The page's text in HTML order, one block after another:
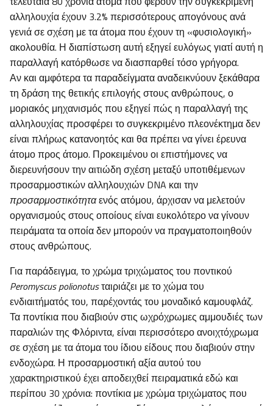
αλληλουχία έχουν 3.2% περισσότερους απογόνους ανά
γενιά σε σχέση με τα άτομα που έχουν τη «φυσιολογική»
ακολουθία. Η διαπίστωση αυτή εξηγεί ευλόγως γιατί αυτή η
παραλλαγή κατόρθωσε να διασπαρθεί τόσο γρήγορα.
Αν και αμφότερα τα παραδείγματα αναδεικνύουν ξεκάθαρα
τη δράση της θετικής επιλογής στους ανθρώπους, ο
μοριακός μηχανισμός που εξηγεί πώς η παραλλαγή της
αλληλουχίας προσφέρει το συγκεκριμένο πλεονέκτημα δεν
είναι πλήρως κατανοητός και θα πρέπει να γίνει έρευνα
άτομο προς άτομο. Προκειμένου οι επιστήμονες να
διερευνήσουν την αιτιώδη σχέση μεταξύ υποτιθέμενων
προσαρμοστικών αλληλουχιών DNA και την
προσαρμοστικότηταενός ατόμου, άρχισαν να μελετούν
οργανισμούς στους οποίους είναι ευκολότερο να γίνουν
πειράματα τα οποία δεν μπορούν να πραγματοποιηθούν
στους ανθρώπους.
Για παράδειγμα, το χρώμα τριχώματος του ποντικού
Peromyscus polionotusταιριάζει με το χώμα του
ενδιαιτήματός του, παρέχοντάς του μοναδικό καμουφλάζ.
Τα ποντίκια που διαβιούν στις ωχρόχρωμες αμμουδιές των
παραλιών της Φλόριντα, είναι περισσότερο ανοιχτόχρωμα
σε σχέση με τα άτομα του ίδιου είδους που διαβιούν στην
ενδοχώρα. Η προσαρμοστική αξία αυτού του
χαρακτηριστικού έχει αποδειχθεί πειραματικά εδώ και
περίπου 30 χρόνια: ποντίκια με χρώμα τριχώματος που